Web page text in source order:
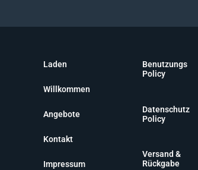
Laden
Willkommen
Angebote
Kontakt
Impressum
Benutzungs
Policy
Datenschutz
Policy
Versand &
Rückgabe